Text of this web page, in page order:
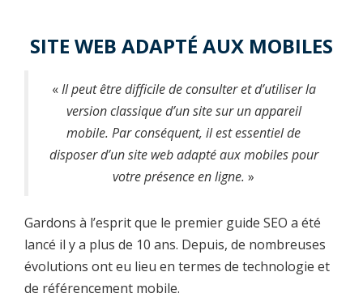
SITE WEB ADAPTÉ AUX MOBILES
«Il peut être difficile de consulter et d’utiliser la
version classique d’un site sur un appareil
mobile. Par conséquent, il est essentiel de
disposer d’un site web adapté aux mobiles pour
votre présence en ligne. »
Gardons à l’esprit que le premier guide SEO a été
lancé il y a plus de 10 ans. Depuis, de nombreuses
évolutions ont eu lieu en termes de technologie et
de référencement mobile.